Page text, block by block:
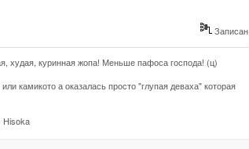
Записан
худая, куринная жопа! Меньше пафоса господа! (ц)
камикото а оказалась просто "глупая деваха" которая
Hisoka